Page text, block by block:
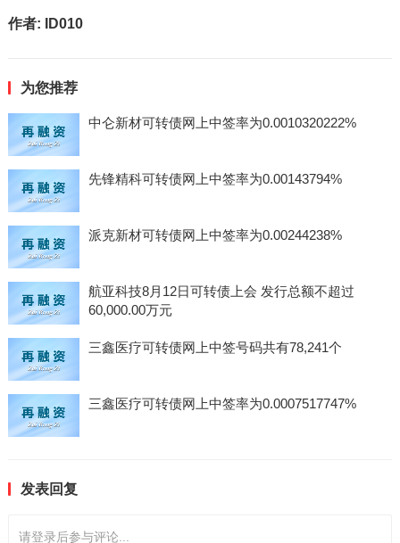
作者: ID010
为您推荐
中仑新材可转债网上中签率为0.0010320222%
先锋精科可转债网上中签率为0.00143794%
派克新材可转债网上中签率为0.00244238%
航亚科技8月12日可转债上会 发行总额不超过
60,000.00万元
三鑫医疗可转债网上中签号码共有78,241个
三鑫医疗可转债网上中签率为0.0007517747%
发表回复
请登录后参与评论...